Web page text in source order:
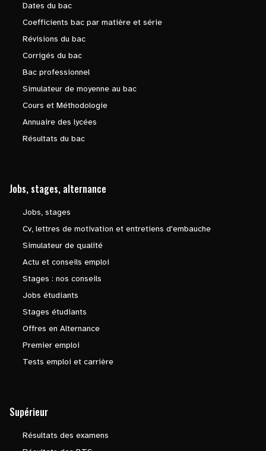
Dates du bac
Coefficients bac par matière et série
Révisions du bac
Corrigés du bac
Bac professionnel
Simulateur de moyenne au bac
Cours et Méthodologie
Annuaire des lycées
Résultats du bac
Jobs, stages, alternance
Jobs, stages
Cv, lettres de motivation et entretiens d'embauche
Simulateur de qualité
Actu et conseils emploi
Stages : nos conseils
Jobs étudiants
Stages étudiants
Offres en Alternance
Premier emploi
Tests emploi et carrière
Supérieur
Résultats des examens